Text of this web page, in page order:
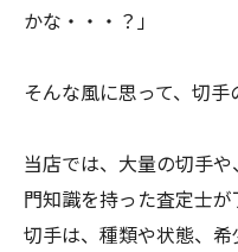
かな・・・？」
そんな風に思って、切
当店では、大量の切手
門知識を持った査定士が
切手は、種類や状態、